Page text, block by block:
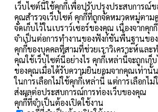
เว็บไซต์นี้ใช้คุกกี้เพื่อปรับปรุงประสบการณ์
คุณสำรวจเว็บไซต์ คุกกี้ที่ถูกจัดหมวดหมู่ตาม
จัดเก็บไว้ในเบราว์เซอร์ของคุณ เนื่องจากคุก
จำเป็นต่อการทำงานของฟังก์ชันพื้นฐานของ
คุกกี้ของบุคคลที่สามที่ช่วยเราวิเคราะห์และ
คุณใช้เว็บไซต์นี้อย่างไร คุกกี้เหล่านี้จะถูกเก็บ
ของคุณเมื่อได้รับความยินยอมจากคุณเท่านั้
ในการเลือกไม่ใช้คุกกี้เหล่านี้ แต่การเลือกไม่
ส่งผลต่อประสบการณ์การท่องเว็บของคุณ
คุกกี้ที่จำเป็นต้องเปิดใช้งาน